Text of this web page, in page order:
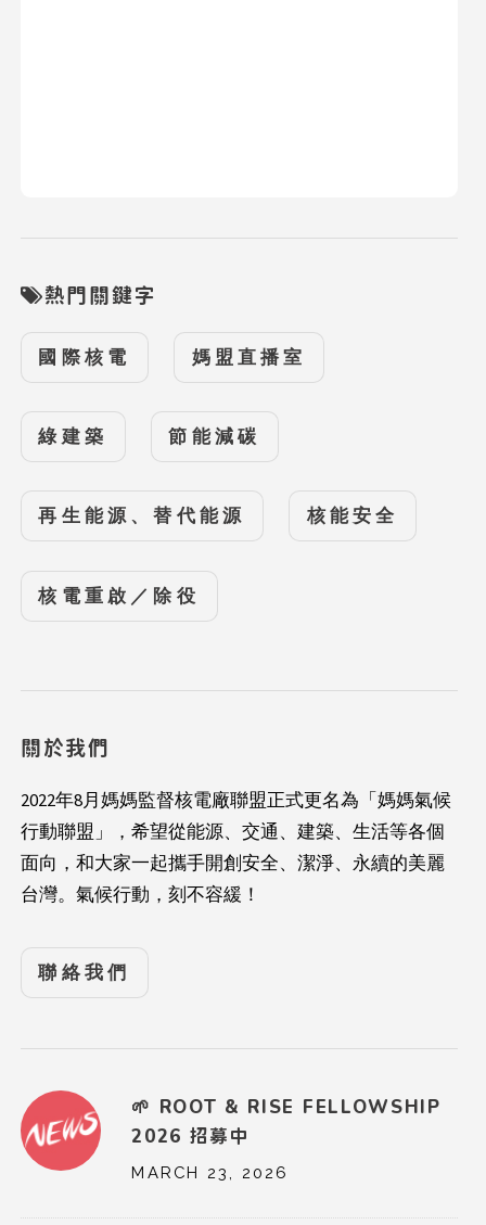
熱門關鍵字
國際核電 媽盟直播室
綠建築 節能減碳
再生能源、替代能源 核能安全
核電重啟／除役
關於我們
2022年8月媽媽監督核電廠聯盟正式更名為「媽媽氣候
行動聯盟」，希望從能源、交通、建築、生活等各個
面向，和大家一起攜手開創安全、潔淨、永續的美麗
台灣。氣候行動，刻不容緩！
聯絡我們
🌱 ROOT & RISE FELLOWSHIP
2026 招募中
MARCH 23, 2026